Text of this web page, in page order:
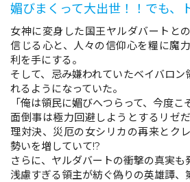
リキューレ
コミックパルフェ
閉じる
媚びまくって大出世！！でも、
女神に変身した国王ヤルダバートと
信じる心と、人々の信仰心を糧に魔
利を手にする。
そして、忌み嫌われていたベイバロン
れるようになっていた。
「俺は領民に媚びへつらって、今度こ
面倒事は極力回避しようとするリゼ
理対決、災厄の女シリカの再来とク
勢いを増していて!?
さらに、ヤルダバートの衝撃の真実も発
浅慮すぎる領主が紡ぐ偽りの英雄譚、